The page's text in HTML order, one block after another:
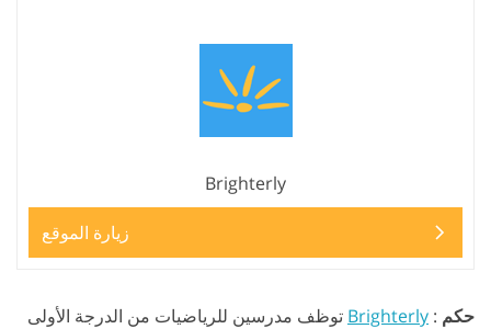
Brighterly
زيارة الموقع
حكم :
Brighterly توظف مدرسين للرياضيات من الدرجة الأولى